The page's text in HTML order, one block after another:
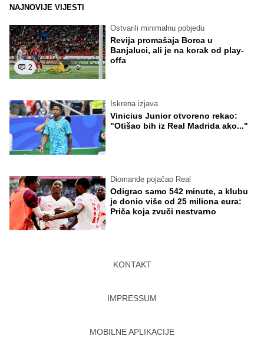
NAJNOVIJE VIJESTI
2
Ostvarili minimalnu pobjedu
Revija promašaja Borca u
Banjaluci, ali je na korak od play-
offa
Iskrena izjava
Vinicius Junior otvoreno rekao:
"Otišao bih iz Real Madrida ako..."
Diomande pojačao Real
Odigrao samo 542 minute, a klubu
je donio više od 25 miliona eura:
Priča koja zvuči nestvarno
KONTAKT
IMPRESSUM
MOBILNE APLIKACIJE